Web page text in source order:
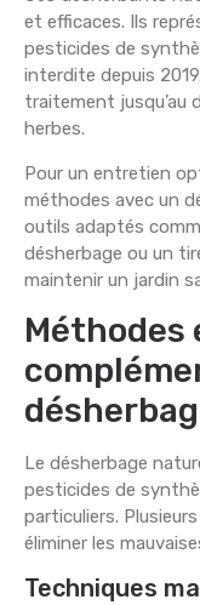
et efficaces. Ils
pesticides de
interdite depuis
traitement jusqu’au
herbes.
Pour un entretien
méthodes avec un
outils adaptés
désherbage ou un
maintenir un jardin
Le désherbage
pesticides de
particuliers.
éliminer les
Techniques